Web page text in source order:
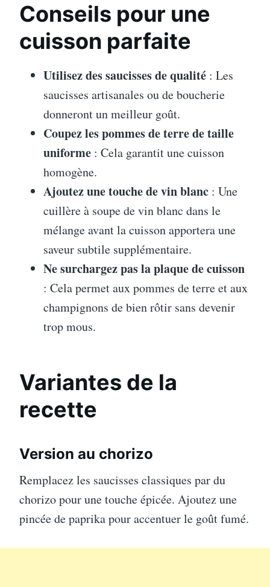
Conseils pour une
cuisson parfaite
Utilisez des saucisses de qualité : Les
saucisses artisanales ou de boucherie
donneront un meilleur goût.
Coupez les pommes de terre de taille
uniforme : Cela garantit une cuisson
homogène.
Ajoutez une touche de vin blanc : Une
cuillère à soupe de vin blanc dans le
mélange avant la cuisson apportera une
saveur subtile supplémentaire.
Ne surchargez pas la plaque de cuisson
: Cela permet aux pommes de terre et aux
champignons de bien rôtir sans devenir
trop mous.
Variantes de la
recette
Version au chorizo
Remplacez les saucisses classiques par du
chorizo pour une touche épicée. Ajoutez une
pincée de paprika pour accentuer le goût fumé.